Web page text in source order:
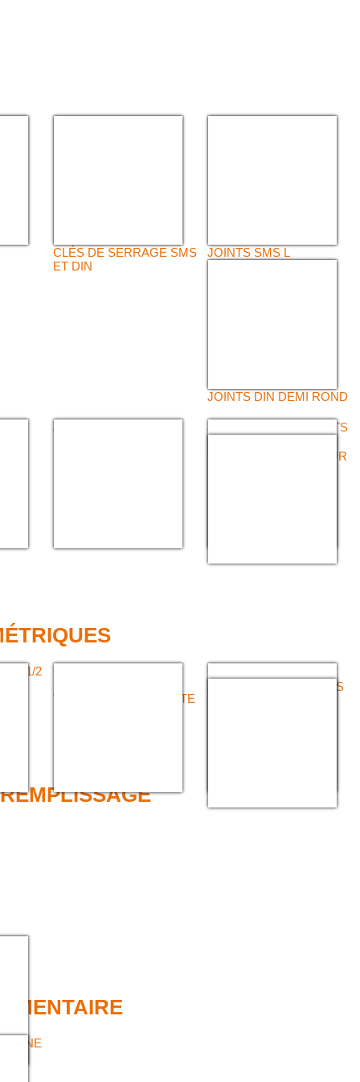
CLÉS DE SERRAGE SMS
ET DIN
JOINTS SMS L
JOINTS DIN DEMI ROND
JOINTS CLAMP
JOINTS SMS FILTRANTS
JOINTS CLAMP
TRAÇABILITÉ COULEUR
1/2
VERROU ET CHAÎNETTE
CLÉ TRICOISE
JOINTS DE RACCORDS